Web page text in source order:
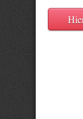
Rate this